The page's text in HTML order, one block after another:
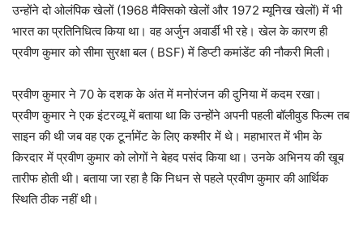
उन्होंने दो ओलंपिक खेलों (1968 मैक्सिको खेलों और 1972 म्यूनिख खेलों) में भी
भारत का प्रतिनिधित्व किया था। वह अर्जुन अवार्डी भी रहे। खेल के कारण ही
प्रवीण कुमार को सीमा सुरक्षा बल ( BSF) में डिप्टी कमांडेंट की नौकरी मिली।
प्रवीण कुमार ने 70 के दशक के अंत में मनोरंजन की दुनिया में कदम रखा।
प्रवीण कुमार ने एक इंटरव्यू में बताया था कि उन्होंने अपनी पहली बॉलीवुड फिल्म तब
साइन की थी जब वह एक टूर्नामेंट के लिए कश्मीर में थे। महाभारत में भीम के
किरदार में प्रवीण कुमार को लोगों ने बेहद पसंद किया था। उनके अभिनय की खूब
तारीफ होती थी। बताया जा रहा है कि निधन से पहले प्रवीण कुमार की आर्थिक
स्थिति ठीक नहीं थी।